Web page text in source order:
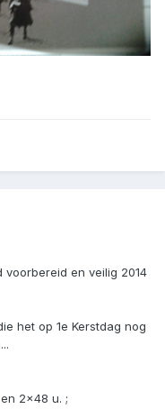
en veilig 2014
het op 1e Kerstdag nog
2x48 u. ;